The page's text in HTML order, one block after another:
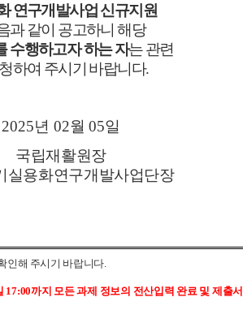
연구개발사업 신규지원
과 같이 공고하니 해당
수행하고자 하는 자는 관련
하여 주시기 바랍니다.
2025년 02월 05일
국립재활원장
실용화연구개발사업단장
인해 주시기 바랍니다.
17:00까지 모든 과제 정보의 전산입력 완료 및 제출